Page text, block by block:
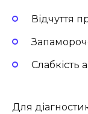
Відчуття
Слабкість
Для